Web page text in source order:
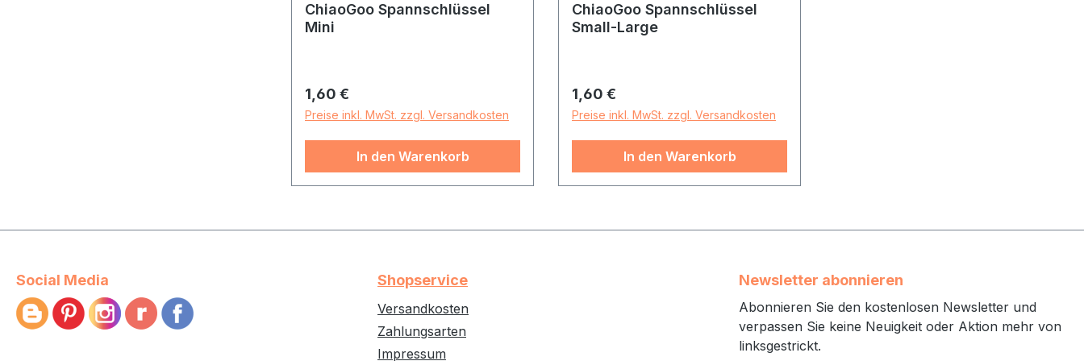
ChiaoGoo Spannschlüssel
Mini
Regulärer Preis:
1,60 €
Preise inkl. MwSt. zzgl. Versandkosten
In den Warenkorb
ChiaoGoo Spannschlüssel
Small-Large
Regulärer Preis:
1,60 €
Preise inkl. MwSt. zzgl. Versandkosten
In den Warenkorb
Social Media Shopservice
Versandkosten
Zahlungsarten
Impressum
Newsletter abonnieren
Abonnieren Sie den kostenlosen Newsletter und
verpassen Sie keine Neuigkeit oder Aktion mehr von
linksgestrickt.